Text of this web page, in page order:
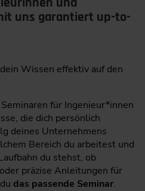
uns garantiert up-to-
Wissen effektiv auf den
für Ingenieur*innen
die dich persönlich
deines Unternehmens
Bereich du arbeitest und
du stehst, ob
präzise Anleitungen für
das passende Seminar.